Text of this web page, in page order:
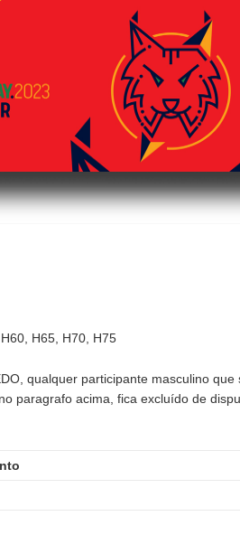
H65, H70, H75
qualquer participante masculino que
paragrafo acima, fica excluído de